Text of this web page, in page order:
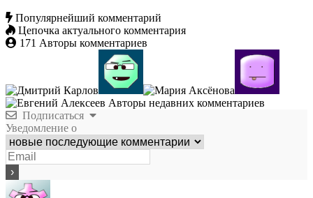
Популярнейший комментарий
Цепочка актуального комментария
171 Авторы комментариев
Авторы недавних комментариев
Подписаться
Уведомление о